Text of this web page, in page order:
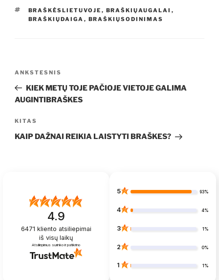
ŽYMOS
BRAŠKĖSLIETUVOJE , BRAŠKIŲAUGALAI ,
BRAŠKIŲDAIGA , BRAŠKIŲSODINIMAS
įrašų
Ankstesnis
įrašas
ANKSTESNIS
KIEK METŲ TOJE PAČIOJE VIETOJE GALIMA
AUGINTIBRAŠKES
Kitas
įrašas
KITAS
KAIP DAŽNAI REIKIA LAISTYTI BRAŠKES?
4.9
6471 kliento atsiliepimai
iš visų laikų
Atsiliepimus surinko ir patikrino
5 93%
4 4%
3 1%
2 0%
1 1%